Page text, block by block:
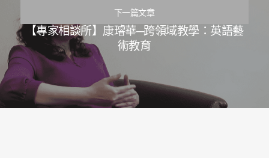
下一篇文章
【專家相談所】康璿華─跨領域教學：英語藝
術教育